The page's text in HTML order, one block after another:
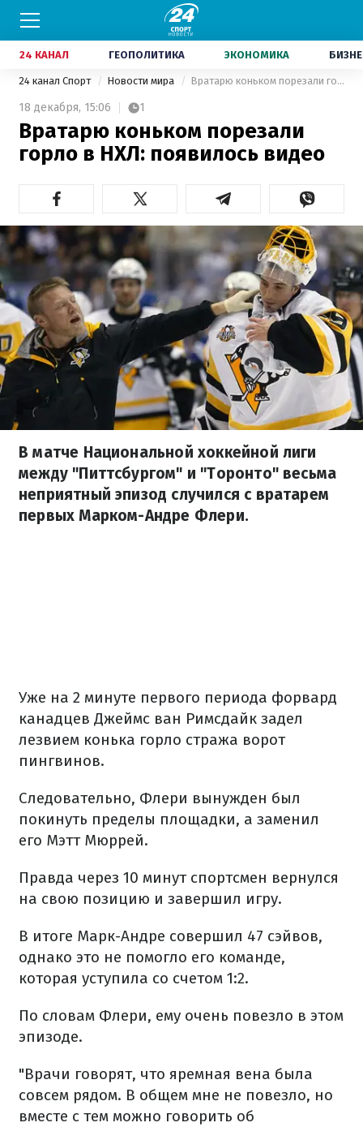
24 КАНАЛ ГЕОПОЛИТИКА ЭКОНОМИКА
24 канал Спорт Новости мира Вратарю коньком порезали горло в НХЛ: появилось видео
18 декабря, 15:06 1
Вратарю коньком порезали
горло в НХЛ: появилось видео
В матче Национальной хоккейной лиги
между "Питтсбургом" и "Торонто" весьма
неприятный эпизод случился с вратарем
первых Марком-Андре Флери.
Уже на 2 минуте первого периода форвард
канадцев Джеймс ван Римсдайк задел
лезвием конька горло стража ворот
пингвинов.
Следовательно, Флери вынужден был
покинуть пределы площадки, а заменил
его Мэтт Мюррей.
Правда через 10 минут спортсмен вернулся
на свою позицию и завершил игру.
В итоге Марк-Андре совершил 47 сэйвов,
однако это не помогло его команде,
которая уступила со счетом 1:2.
По словам Флери, ему очень повезло в этом
эпизоде.
"Врачи говорят, что яремная вена была
совсем рядом. В общем мне не повезло, но
вместе с тем можно говорить об